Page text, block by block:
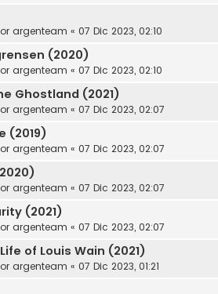
argenteam « 07 Dic 2023, 02:10
(2020)
argenteam « 07 Dic 2023, 02:10
Ghostland (2021)
argenteam « 07 Dic 2023, 02:07
(2019)
argenteam « 07 Dic 2023, 02:07
argenteam « 07 Dic 2023, 02:07
(2021)
argenteam « 07 Dic 2023, 02:07
of Louis Wain (2021)
argenteam « 07 Dic 2023, 01:21